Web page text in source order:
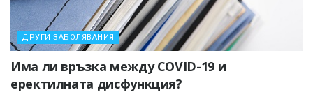
ДРУГИ ЗАБОЛЯВАНИЯ
Има ли връзка между COVID-19 и
еректилната дисфункция?